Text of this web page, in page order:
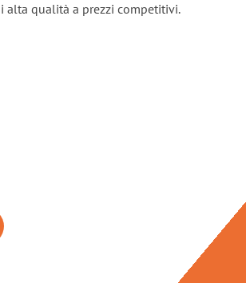
alta qualità a prezzi competitivi.